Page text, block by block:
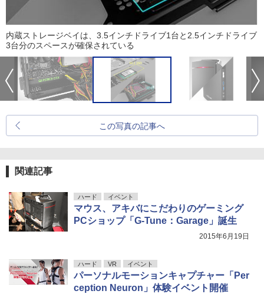
内蔵ストレージベイは、3.5インチドライブ1台と2.5インチドライブ
3台分のスペースが確保されている
この写真の記事へ
関連記事
ハード イベント
マウス、アキバにこだわりのゲーミング
PCショップ「G-Tune：Garage」誕生
2015年6月19日
ハード VR イベント
パーソナルモーションキャプチャー「Per
ception Neuron」体験イベント開催